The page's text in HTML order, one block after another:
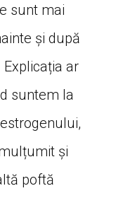
sunt mai
și după
ar
suntem la
și
poftă